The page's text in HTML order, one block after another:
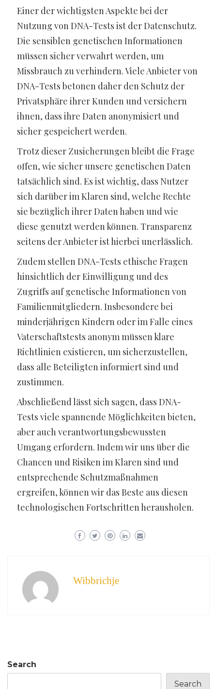
Einer der wichtigsten Aspekte bei der
Nutzung von DNA-Tests ist der Datenschutz.
Die sensiblen genetischen Informationen
müssen sicher verwahrt werden, um
Missbrauch zu verhindern. Viele Anbieter von
DNA-Tests betonen daher den Schutz der
Privatsphäre ihrer Kunden und versichern
ihnen, dass ihre Daten anonymisiert und
sicher gespeichert werden.
Trotz dieser Zusicherungen bleibt die Frage
offen, wie sicher unsere genetischen Daten
tatsächlich sind. Es ist wichtig, dass Nutzer
sich darüber im Klaren sind, welche Rechte
sie bezüglich ihrer Daten haben und wie
diese genutzt werden können. Transparenz
seitens der Anbieter ist hierbei unerlässlich.
Zudem stellen DNA-Tests ethische Fragen
hinsichtlich der Einwilligung und des
Zugriffs auf genetische Informationen von
Familienmitgliedern. Insbesondere bei
minderjährigen Kindern oder im Falle eines
Vaterschaftstests anonym müssen klare
Richtlinien existieren, um sicherzustellen,
dass alle Beteiligten informiert sind und
zustimmen.
Abschließend lässt sich sagen, dass DNA-
Tests viele spannende Möglichkeiten bieten,
aber auch verantwortungsbewussten
Umgang erfordern. Indem wir uns über die
Chancen und Risiken im Klaren sind und
entsprechende Schutzmaßnahmen
ergreifen, können wir das Beste aus diesen
technologischen Fortschritten herausholen.
Wibbrichje
Search
Search